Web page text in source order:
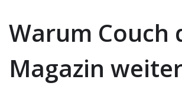
Warum Couch
Magazin